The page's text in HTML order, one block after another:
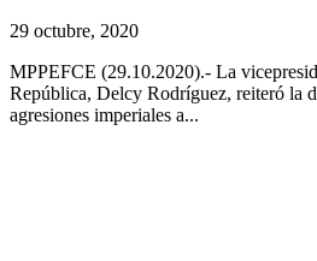
29 octubre, 2020
MPPEFCE (29.10.2020).- La
República, Delcy Rodríguez, reiteró la
agresiones imperiales a...